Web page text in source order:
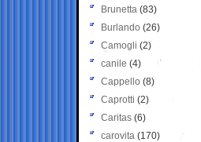
Brunetta (83)
Burlando (26)
Camogli (2)
canile (4)
Cappello (8)
Caprotti (2)
Caritas (6)
carovita (170)